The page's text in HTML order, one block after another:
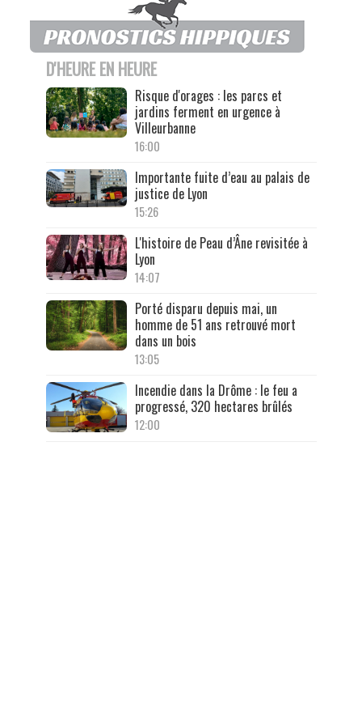
D'HEURE EN HEURE
Risque d'orages : les parcs et
jardins ferment en urgence à
Villeurbanne
16:00
Importante fuite d’eau au palais de
justice de Lyon
15:26
L'histoire de Peau d’Âne revisitée à
Lyon
14:07
Porté disparu depuis mai, un
homme de 51 ans retrouvé mort
dans un bois
13:05
Incendie dans la Drôme : le feu a
progressé, 320 hectares brûlés
12:00